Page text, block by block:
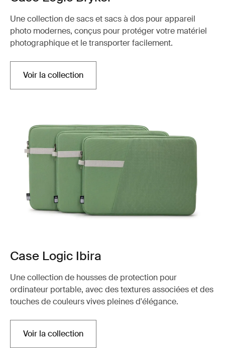
Une collection de sacs et sacs à dos pour appareil
photo modernes, conçus pour protéger votre matériel
photographique et le transporter facilement.
Voir la collection
Case Logic Ibira
Une collection de housses de protection pour
ordinateur portable, avec des textures associées et des
touches de couleurs vives pleines d'élégance.
Voir la collection